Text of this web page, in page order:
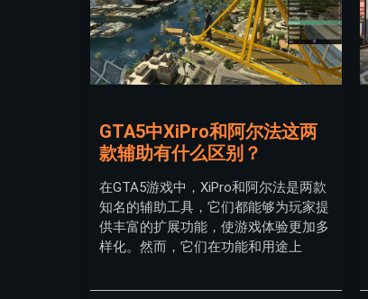
GTA5中XiPro和阿尔法这两
款辅助有什么区别？
在GTA5游戏中，XiPro和阿尔法是两款
知名的辅助工具，它们都能够为玩家提
供丰富的扩展功能，使游戏体验更加多
样化。然而，它们在功能和用途上